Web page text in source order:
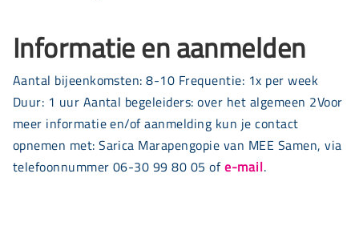
Informatie en aanmelden
Aantal bijeenkomsten: 8-10 Frequentie: 1x per week
Duur: 1 uur Aantal begeleiders: over het algemeen 2Voor
meer informatie en/of aanmelding kun je contact
opnemen met: Sarica Marapengopie van MEE Samen, via
telefoonnummer 06-30 99 80 05 ofe-mail.